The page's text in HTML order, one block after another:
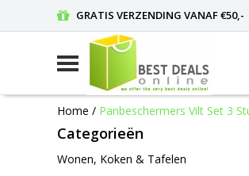
GRATIS VERZENDING VANAF €50,-
Home / Panbeschermers Vilt Set 3
Categorieën
Wonen, Koken & Tafelen